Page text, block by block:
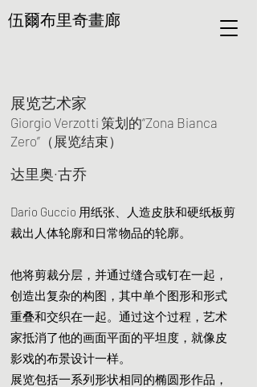
伍爾布里奇畫廊
展览艺术家
Giorgio Verzotti 策划的“Zona Bianca
Zero”（展览结束）
达里奥·古乔
Dario Guccio 用纸张、人造皮肤和硬纸板剪
裁出人体轮廓和日常物品的轮廓。
他将剪裁分层，并通过缝合或钉在一起，
创造出复杂的构图，其中单个图形和形式
重叠和交织在一起。通过这个过程，艺术
家抵消了他的画面平面的平坦度，就像皮
影戏的布景设计一样。
展览包括一系列形状相同的椭圆形作品，